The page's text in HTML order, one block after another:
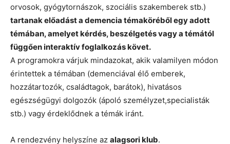
orvosok, gyógytornászok, szociális szakemberek stb.)
tartanak előadást a demencia témaköréből egy adott
témában, amelyet kérdés, beszélgetés vagy a témától
függően interaktív foglalkozás követ.
A programokra várjuk mindazokat, akik valamilyen módon
érintettek a témában (demenciával élő emberek,
hozzátartozók, családtagok, barátok), hivatásos
egészségügyi dolgozók (ápoló személyzet,specialisták
stb.) vagy érdeklődnek a témák iránt.
A rendezvény helyszíne az alagsori klub.